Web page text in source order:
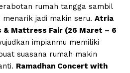
rumah tangga sambil
jadi makin seru. Atria
& Mattress Fair (26 Maret – 6
impianmu memiliki
suasana rumah makin
Ramadhan Concert with